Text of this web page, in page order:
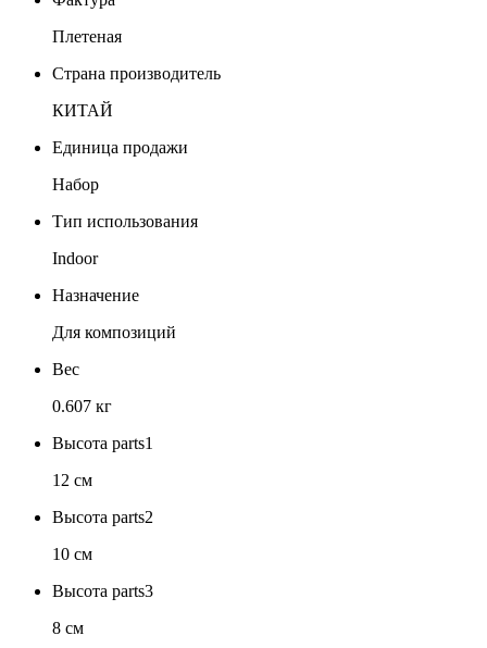
Плетеная
Страна производитель
КИТАЙ
Единица продажи
Набор
Тип использования
Indoor
Назначение
Для композиций
Вес
0.607 кг
Высота parts1
12 см
Высота parts2
10 см
Высота parts3
8 см